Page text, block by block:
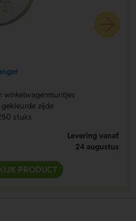
winkelwagenmuntjes
zijde
stuks
Levering vanaf
24 augustus
PRODUCT